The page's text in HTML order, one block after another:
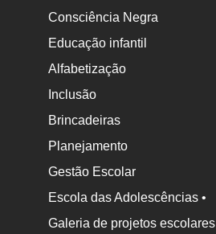
Consciência Negra
Educação infantil
Alfabetização
Inclusão
Brincadeiras
Planejamento
Gestão Escolar
Escola das Adolescências •
Galeria de projetos escolares